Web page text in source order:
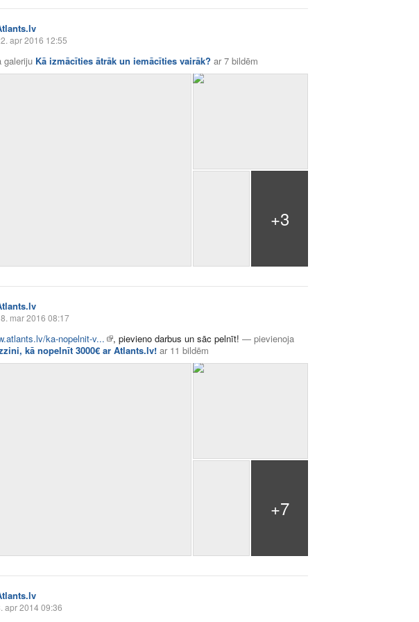
apr 2016 12:55
galeriju Kā izmācīties ātrāk un iemācīties vairāk? ar7 bildēm
+3
mar 2016 08:17
ka-nopelnit-v... , pievieno darbus un sāc pelnīt! — pievienoja
kā nopelnīt 3000€ ar Atlants.lv! ar 11 bildēm
+7
apr 2014 09:36